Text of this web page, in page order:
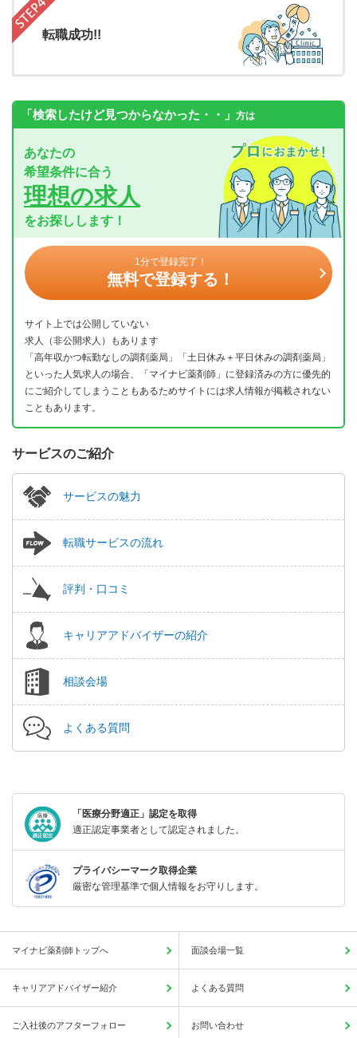
転職成功!!
「検索したけど見つからなかった・・」 方は
あなたの
希望条件に合う
理想の求人
をお探しします！
1分で登録完了！
無料で登録する！
サイト上では公開していない
求人（非公開求人）もあります
「高年収かつ転勤なしの調剤薬局」「土日休み＋平日休みの調剤薬局」
といった人気求人の場合、「マイナビ薬剤師」に登録済みの方に優先的
にご紹介してしまうこともあるためサイトには求人情報が掲載されない
こともあります。
サービスのご紹介
サービスの魅力
転職サービスの流れ
評判・口コミ
キャリアアドバイザーの紹介
相談会場
よくある質問
「医療分野適正」認定を取得
適正認定事業者として認定されました。
プライバシーマーク取得企業
厳密な管理基準で個人情報をお守りします。
マイナビ薬剤師トップへ 面談会場一覧
キャリアアドバイザー紹介 よくある質問
ご入社後のアフターフォロー お問い合わせ